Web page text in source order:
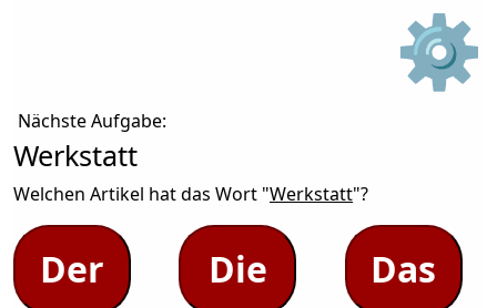
⚙
Nächste Aufgabe:
Werkstatt
Welchen Artikel hat das Wort "Werkstatt"?
Der Die Das